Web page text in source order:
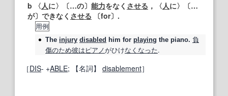
b 〈人に〉〔…の〕 能力をなく させる ，〈人に〉〔…
が〕できなく させる 〔for〕.
用例
The injury disabled him for playing the piano. 負
傷のため彼はピアノがひけなくなった.
［DIS‐ +ABLE; 【名詞】 disablement］